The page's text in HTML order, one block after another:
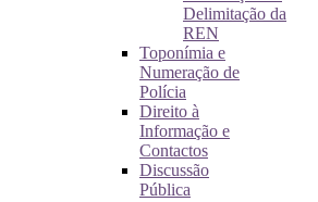
Delimitação da
REN
Toponímia e
Numeração de
Polícia
Direito à
Informação e
Contactos
Discussão
Pública